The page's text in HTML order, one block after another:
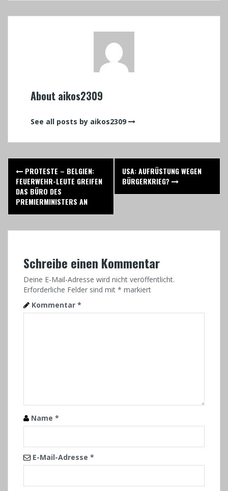
About aikos2309
See all posts by aikos2309
Post
navigation
PROTESTE – BELGIEN:
FEUERWEHR-LEUTE GREIFEN
DAS BÜRO DES
PREMIERMINISTERS AN
USA: AUFRÜSTUNG WEGEN
BÜRGERKRIEG?
Schreibe einen Kommentar
Deine E-Mail-Adresse wird nicht veröffentlicht.
Erforderliche Felder sind mit * markiert
Kommentar *
Name *
E-Mail-Adresse *